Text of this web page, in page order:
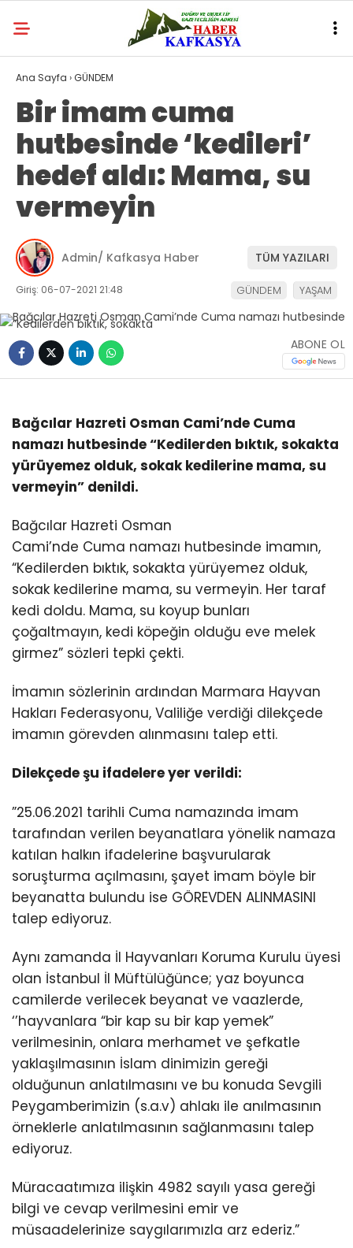
Ana Sayfa ›GÜNDEM
Bir imam cuma
hutbesinde ‘kedileri’
hedef aldı: Mama, su
vermeyin
Admin/ Kafkasya Haber TÜM YAZILARI
Giriş: 06-07-2021 21:48 GÜNDEM YAŞAM
ABONE OL
Bağcılar Hazreti Osman Cami’nde Cuma
namazı hutbesinde “Kedilerden bıktık, sokakta
yürüyemez olduk, sokak kedilerine mama, su
vermeyin” denildi.
Bağcılar Hazreti Osman
Cami’nde Cuma namazı hutbesinde imamın,
“Kedilerden bıktık, sokakta yürüyemez olduk,
sokak kedilerine mama, su vermeyin. Her taraf
kedi doldu. Mama, su koyup bunları
çoğaltmayın, kedi köpeğin olduğu eve melek
girmez” sözleri tepki çekti.
İmamın sözlerinin ardından Marmara Hayvan
Hakları Federasyonu, Valiliğe verdiği dilekçede
imamın görevden alınmasını talep etti.
Dilekçede şu ifadelere yer verildi:
”25.06.2021 tarihli Cuma namazında imam
tarafından verilen beyanatlara yönelik namaza
katılan halkın ifadelerine başvurularak
soruşturma açılmasını, şayet imam böyle bir
beyanatta bulundu ise GÖREVDEN ALINMASINI
talep ediyoruz.
Aynı zamanda İl Hayvanları Koruma Kurulu üyesi
olan İstanbul İl Müftülüğünce; yaz boyunca
camilerde verilecek beyanat ve vaazlerde,
‘’hayvanlara “bir kap su bir kap yemek”
verilmesinin, onlara merhamet ve şefkatle
yaklaşılmasının İslam dinimizin gereği
olduğunun anlatılmasını ve bu konuda Sevgili
Peygamberimizin (s.a.v) ahlakı ile anılmasının
örneklerle anlatılmasının sağlanmasını talep
ediyoruz.
Müracaatımıza ilişkin 4982 sayılı yasa gereği
bilgi ve cevap verilmesini emir ve
müsaadelerinize saygılarımızla arz ederiz.”